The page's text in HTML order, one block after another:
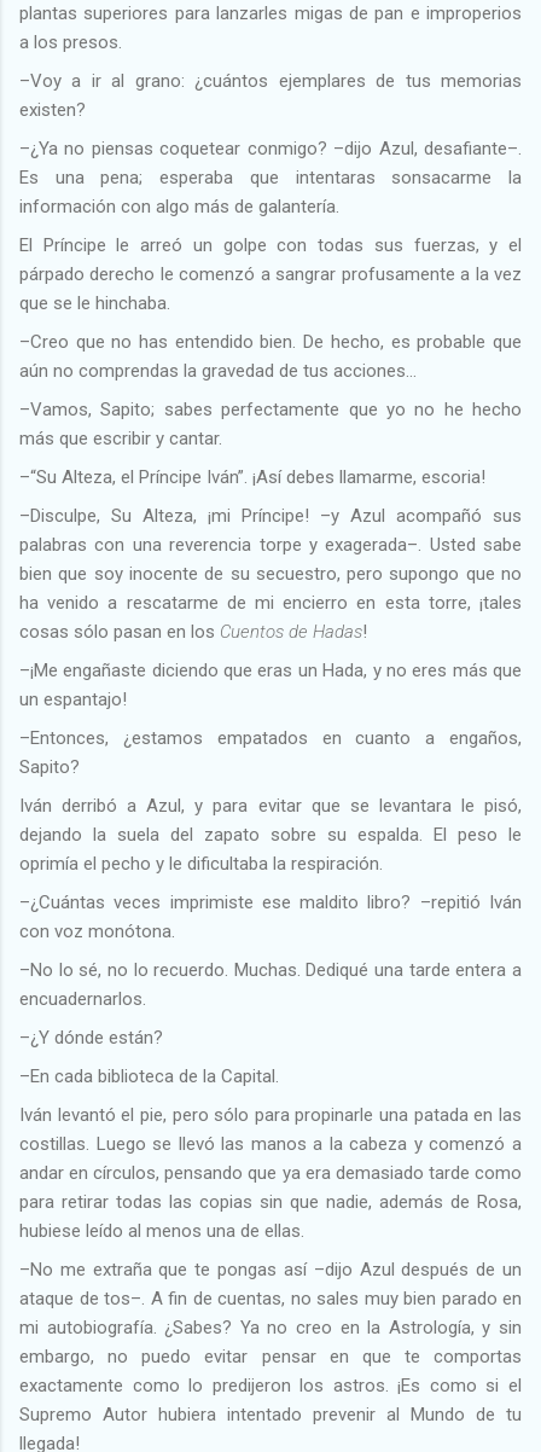
plantas superiores para lanzarles migas de pan e improperios
a los presos.
–Voy a ir al grano: ¿cuántos ejemplares de tus memorias
existen?
–¿Ya no piensas coquetear conmigo? –dijo Azul, desafiante–.
Es una pena; esperaba que intentaras sonsacarme la
información con algo más de galantería.
El Príncipe le arreó un golpe con todas sus fuerzas, y el
párpado derecho le comenzó a sangrar profusamente a la vez
que se le hinchaba.
–Creo que no has entendido bien. De hecho, es probable que
aún no comprendas la gravedad de tus acciones…
–Vamos, Sapito; sabes perfectamente que yo no he hecho
más que escribir y cantar.
–“Su Alteza, el Príncipe Iván”. ¡Así debes llamarme, escoria!
–Disculpe, Su Alteza, ¡mi Príncipe! –y Azul acompañó sus
palabras con una reverencia torpe y exagerada–. Usted sabe
bien que soy inocente de su secuestro, pero supongo que no
ha venido a rescatarme de mi encierro en esta torre, ¡tales
cosas sólo pasan en los Cuentos de Hadas!
–¡Me engañaste diciendo que eras un Hada, y no eres más que
un espantajo!
–Entonces, ¿estamos empatados en cuanto a engaños,
Sapito?
Iván derribó a Azul, y para evitar que se levantara le pisó,
dejando la suela del zapato sobre su espalda. El peso le
oprimía el pecho y le dificultaba la respiración.
–¿Cuántas veces imprimiste ese maldito libro? –repitió Iván
con voz monótona.
–No lo sé, no lo recuerdo. Muchas. Dediqué una tarde entera a
encuadernarlos.
–¿Y dónde están?
–En cada biblioteca de la Capital.
Iván levantó el pie, pero sólo para propinarle una patada en las
costillas. Luego se llevó las manos a la cabeza y comenzó a
andar en círculos, pensando que ya era demasiado tarde como
para retirar todas las copias sin que nadie, además de Rosa,
hubiese leído al menos una de ellas.
–No me extraña que te pongas así –dijo Azul después de un
ataque de tos–. A fin de cuentas, no sales muy bien parado en
mi autobiografía. ¿Sabes? Ya no creo en la Astrología, y sin
embargo, no puedo evitar pensar en que te comportas
exactamente como lo predijeron los astros. ¡Es como si el
Supremo Autor hubiera intentado prevenir al Mundo de tu
llegada!